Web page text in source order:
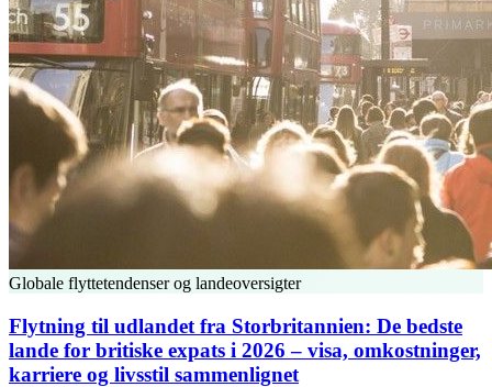
Globale flyttetendenser og landeoversigter
Flytning til udlandet fra Storbritannien: De bedste
lande for britiske expats i 2026 – visa, omkostninger,
karriere og livsstil sammenlignet